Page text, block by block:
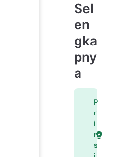
Sel
en
gka
pny
a
P
r
i
n
s